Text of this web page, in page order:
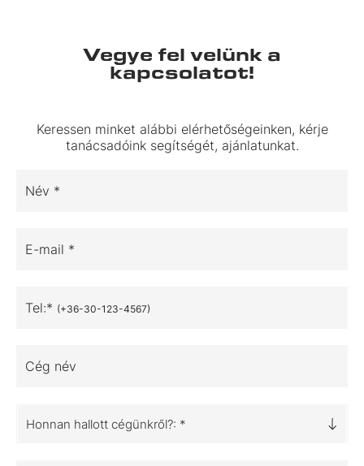
Vegye fel velünk a
kapcsolatot!
Keressen minket alábbi elérhetőségeinken, kérje
tanácsadóink segítségét, ajánlatunkat.
Név *
E-mail *
Tel:* (+36-30-123-4567)
Cég név
Honnan hallott cégünkről?: *